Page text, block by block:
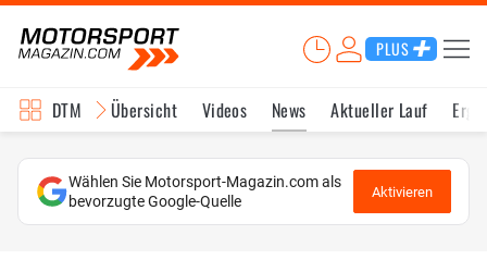
PLUS
DTM Übersicht Videos News Aktueller Lauf
Wählen Sie Motorsport-Magazin.com als
bevorzugte Google-Quelle
Aktivieren